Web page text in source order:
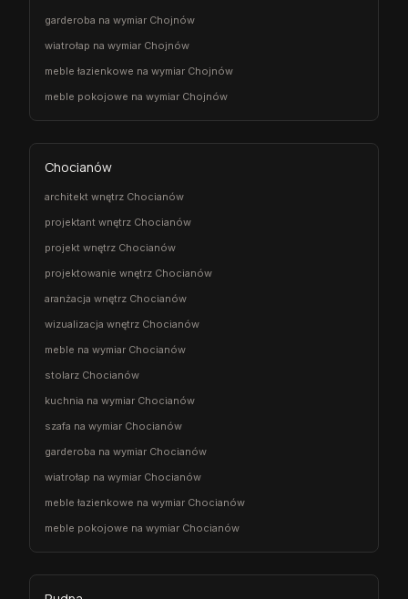
garderoba na wymiar Chojnów
wiatrołap na wymiar Chojnów
meble łazienkowe na wymiar Chojnów
meble pokojowe na wymiar Chojnów
Chocianów
architekt wnętrz Chocianów
projektant wnętrz Chocianów
projekt wnętrz Chocianów
projektowanie wnętrz Chocianów
aranżacja wnętrz Chocianów
wizualizacja wnętrz Chocianów
meble na wymiar Chocianów
stolarz Chocianów
kuchnia na wymiar Chocianów
szafa na wymiar Chocianów
garderoba na wymiar Chocianów
wiatrołap na wymiar Chocianów
meble łazienkowe na wymiar Chocianów
meble pokojowe na wymiar Chocianów